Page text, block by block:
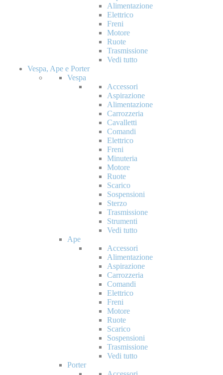
Alimentazione
Elettrico
Freni
Motore
Ruote
Trasmissione
Vedi tutto
Vespa, Ape e Porter
Vespa
Accessori
Aspirazione
Alimentazione
Carrozzeria
Cavalletti
Comandi
Elettrico
Freni
Minuteria
Motore
Ruote
Scarico
Sospensioni
Sterzo
Trasmissione
Strumenti
Vedi tutto
Ape
Accessori
Alimentazione
Aspirazione
Carrozzeria
Comandi
Elettrico
Freni
Motore
Ruote
Scarico
Sospensioni
Trasmissione
Vedi tutto
Porter